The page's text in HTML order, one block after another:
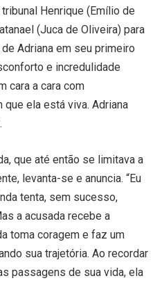
Henrique (Emílio de
(Juca de Oliveira) para
Adriana em seu primeiro
e incredulidade
cara a cara com
ela está viva. Adriana
que até então se limitava a
levanta-se e anuncia. “Eu
tenta, sem sucesso,
a acusada recebe a
toma coragem e faz um
sua trajetória. Ao recordar
passagens de sua vida, ela